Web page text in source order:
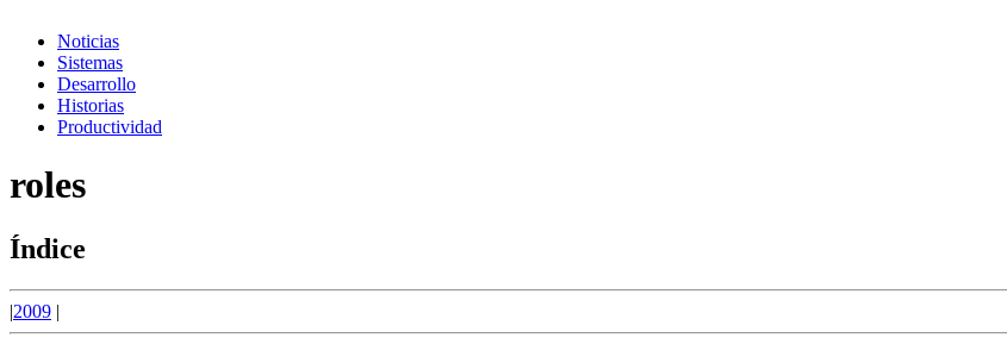
Noticias
Sistemas
Desarrollo
Historias
Productividad
roles
Índice
|2009 |